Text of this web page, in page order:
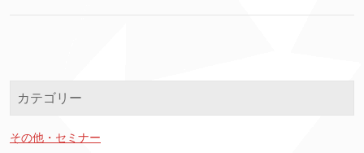
カテゴリー
その他・セミナー